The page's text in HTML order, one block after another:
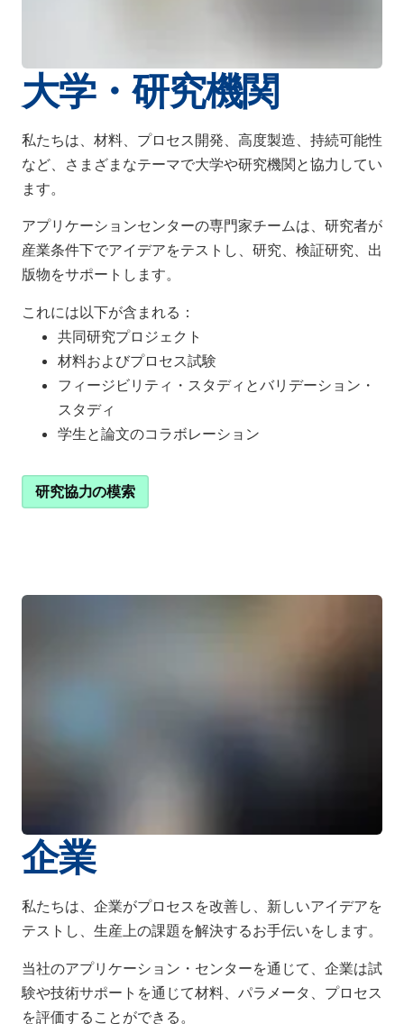
大学・研究機関
私たちは、材料、プロセス開発、高度製造、持続可能性
など、さまざまなテーマで大学や研究機関と協力してい
ます。
アプリケーションセンターの専門家チームは、研究者が
産業条件下でアイデアをテストし、研究、検証研究、出
版物をサポートします。
これには以下が含まれる：
共同研究プロジェクト
材料およびプロセス試験
フィージビリティ・スタディとバリデーション・
スタディ
学生と論文のコラボレーション
研究協力の模索
企業
私たちは、企業がプロセスを改善し、新しいアイデアを
テストし、生産上の課題を解決するお手伝いをします。
当社のアプリケーション・センターを通じて、企業は試
験や技術サポートを通じて材料、パラメータ、プロセス
を評価することができる。